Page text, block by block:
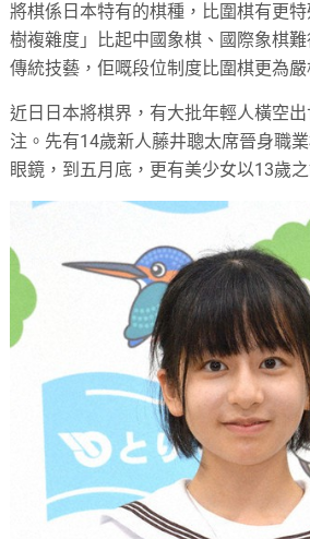
將棋係日本特有的棋種，比圍棋有更
樹複雜度」比起中國象棋、國際象棋
傳統技藝，佢嘅段位制度比圍棋更為嚴
近日日本將棋界，有大批年輕人橫空
注。先有14歲新人藤井聰太席晉身職
眼鏡，到五月底，更有美少女以13歲